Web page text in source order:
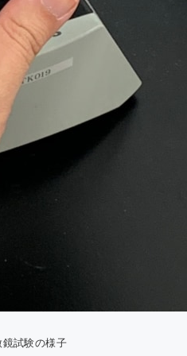
鏡試験の様子